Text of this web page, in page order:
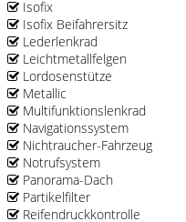
Isofix
Isofix Beifahrersitz
Lederlenkrad
Leichtmetallfelgen
Lordosenstütze
Metallic
Multifunktionslenkrad
Navigationssystem
Nichtraucher-Fahrzeug
Notrufsystem
Panorama-Dach
Partikelfilter
Reifendruckkontrolle